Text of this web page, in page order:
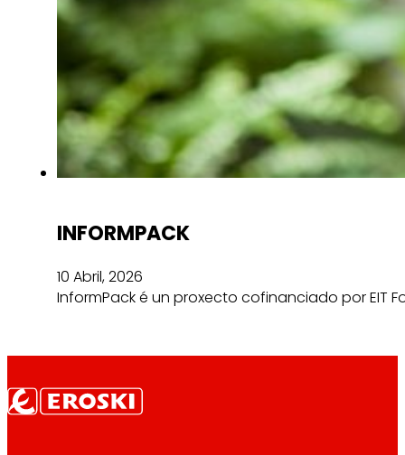
INFORMPACK
10 Abril, 2026
InformPack é un proxecto cofinanciado por EIT